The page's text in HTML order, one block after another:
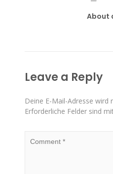
About
Leave a Reply
Deine E-Mail-Adresse wird
Erforderliche Felder sind